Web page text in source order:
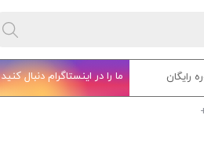
رایگان ما را در اینستاگرام دنبال کنید